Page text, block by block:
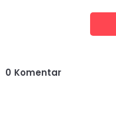
0 Komentar